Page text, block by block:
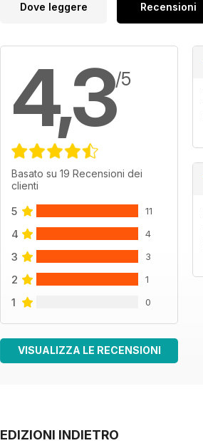
Dove leggere Recensioni
4,3/5
Basato su 19 Recensioni dei
clienti
5 11
4 4
3 3
2 1
1 0
VISUALIZZA LE RECENSIONI
EDIZIONI INDIETRO